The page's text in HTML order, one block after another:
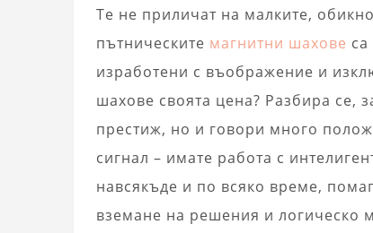
Те не приличат на малките,
пътническите магнитни шахове
изработени с въображение и
шахове своята цена? Разбира се,
престиж, но и говори много
сигнал – имате работа с
навсякъде и по всяко време,
вземане на решения и логическо